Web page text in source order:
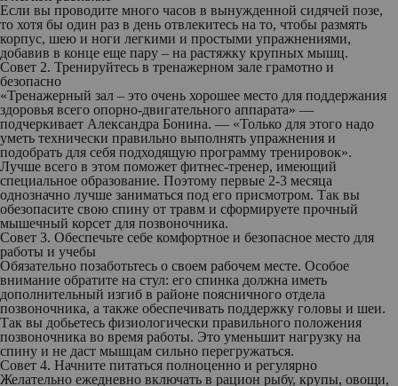
Если вы проводите много часов в вынужденной сидячей позе,
то хотя бы один раз в день отвлекитесь на то, чтобы размять
корпус, шею и ноги легкими и простыми упражнениями,
добавив в конце еще пару – на растяжку крупных мышц.
Совет 2. Тренируйтесь в тренажерном зале грамотно и
безопасно
«Тренажерный зал – это очень хорошее место для поддержания
здоровья всего опорно-двигательного аппарата» —
подчеркивает Александра Бонина. — «Только для этого надо
уметь технически правильно выполнять упражнения и
подобрать для себя подходящую программу тренировок».
Лучше всего в этом поможет фитнес-тренер, имеющий
специальное образование. Поэтому первые 2-3 месяца
однозначно лучше заниматься под его присмотром. Так вы
обезопасите свою спину от травм и сформируете прочный
мышечный корсет для позвоночника.
Совет 3. Обеспечьте себе комфортное и безопасное место для
работы и учебы
Обязательно позаботьтесь о своем рабочем месте. Особое
внимание обратите на стул: его спинка должна иметь
дополнительный изгиб в районе поясничного отдела
позвоночника, а также обеспечивать поддержку головы и шеи.
Так вы добьетесь физиологически правильного положения
позвоночника во время работы. Это уменьшит нагрузку на
спину и не даст мышцам сильно перегружаться.
Совет 4. Начните питаться полноценно и регулярно
Желательно ежедневно включать в рацион рыбу, крупы, овощи,